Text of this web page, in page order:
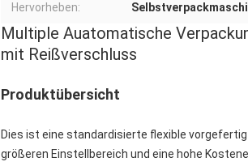
Hervorheben:
Multiple Auatomatische
mit Reißverschluss
Produktübersicht
Dies ist eine standardisierte flexible
größeren Einstellbereich und eine hohe